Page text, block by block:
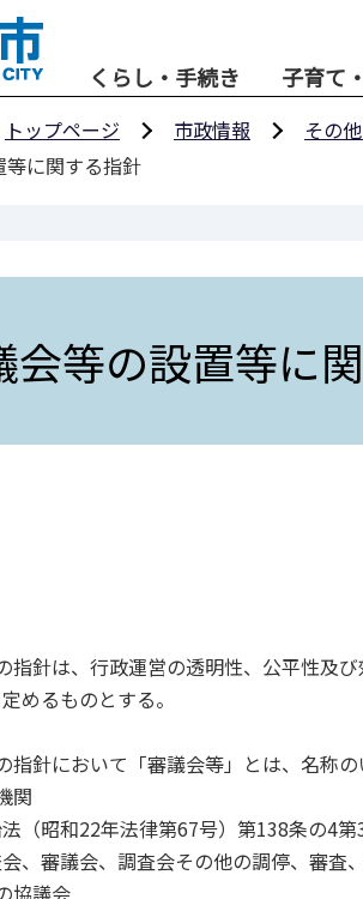
くらし・手続き 子育て
トップページ 市政情報 その
に関する指針
会等の設置等に
針は、行政運営の透明性、公平性及
めるものとする。
針において「審議会等」とは、名称の
関
（昭和22年法律第67号）第138条の4
、審議会、調査会その他の調停、審査
協議会